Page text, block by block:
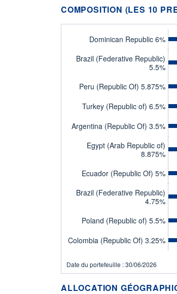
COMPOSITION (LES 10
Dominican Republic 6%
Brazil (Federative Republic)
5.5%
Peru (Republic Of) 5.875%
Turkey (Republic of) 6.5%
Argentina (Republic Of) 3.5%
Egypt (Arab Republic of)
8.875%
Ecuador (Republic Of) 5%
Brazil (Federative Republic)
4.75%
Poland (Republic of) 5.5%
Colombia (Republic Of) 3.25%
Date du portefeuille : 30/06/2026
ALLOCATION